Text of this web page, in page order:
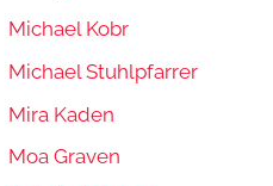
Michael Kobr
Michael Stuhlpfarrer
Mira Kaden
Moa Graven